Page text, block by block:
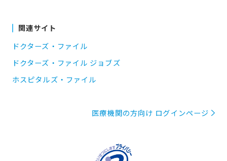
関連サイト
ドクターズ・ファイル
ドクターズ・ファイル ジョブズ
ホスピタルズ・ファイル
医療機関の方向け ログインページ